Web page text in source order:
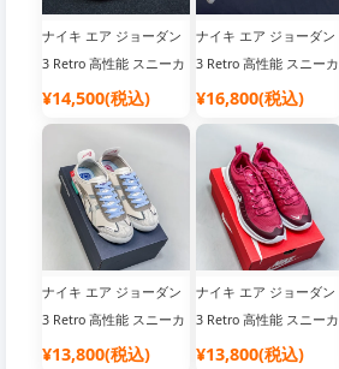
ナイキ エア ジョーダン
3 Retro 高性能 スニーカ
ー メンズ用 人気商品 ス
引セール中 愛好者必見
¥14,500(税込)
ナイキ エア ジョーダン
3 Retro 高性能 スニーカ
ー メンズ用 人気商品 ス
引セール中 愛好者必見
¥16,800(税込)
ナイキ エア ジョーダン
3 Retro 高性能 スニーカ
ー メンズ用 人気商品 ス
¥13,800(税込)
ナイキ エア ジョーダン
3 Retro 高性能 スニーカ
ー メンズ用 人気商品 ス
¥13,800(税込)